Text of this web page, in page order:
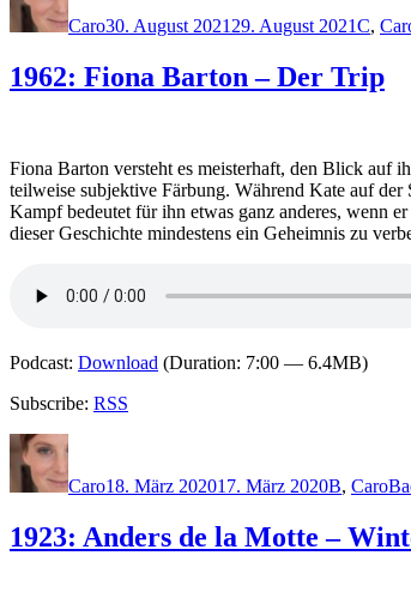
Caro30. August 2021 29. August 2021C,
1962: Fiona Barton – Der Trip
Fiona Barton versteht es meisterhaft, den Blick auf
teilweise subjektive Färbung. Während Kate auf
Kampf bedeutet für ihn etwas ganz anderes, wenn
dieser Geschichte mindestens ein Geheimnis zu
Podcast: Download (Duration: 7:00 — 6.4MB)
Subscribe: RSS
Autor
Caro18. März 202017. März 2020B, Caro
1923: Anders de la Motte –